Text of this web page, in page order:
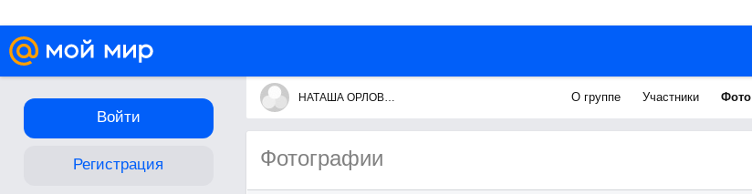
Войти
Регистрация
НАТАША ОРЛОВА поёт очень клёво! О группе Участники Фото
Фотографии